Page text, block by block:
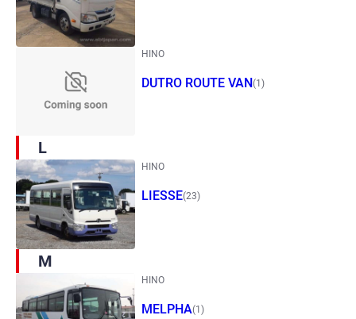
HINO
DUTRO ROUTE VAN(1)
L
HINO
LIESSE(23)
M
HINO
MELPHA(1)